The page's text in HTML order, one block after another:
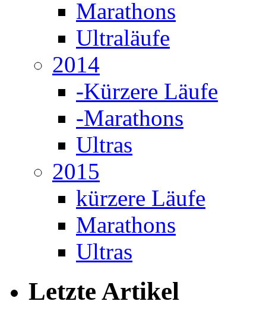
Marathons
Ultraläufe
2014
-Kürzere Läufe
-Marathons
Ultras
2015
kürzere Läufe
Marathons
Ultras
Letzte Artikel